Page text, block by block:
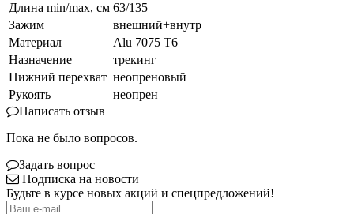
Длина min/max, см 63/135
Зажим
внешний+внутр
Материал
Alu 7075 T6
Назначение
трекинг
Нижний перехват неопреновый
Рукоять
неопрен
Написать отзыв
Пока не было вопросов.
Задать вопрос
Подписка на новости
Будьте в курсе новых акций и спецпредложений!